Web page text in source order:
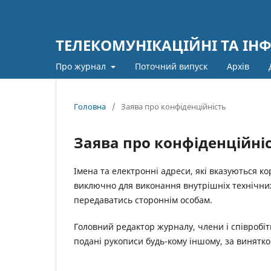
ТЕЛЕКОМУНІКАЦІЙНІ ТА
Про журнал Поточний випуск Архів
Головна / Заява про конфіденційність
Заява про
Імена та електронні адреси, які вказуються
виключно для виконання внутрішніх
передаватись стороннім особам.
Головний редактор журналу, члени і
подані рукописи будь-кому іншому, за